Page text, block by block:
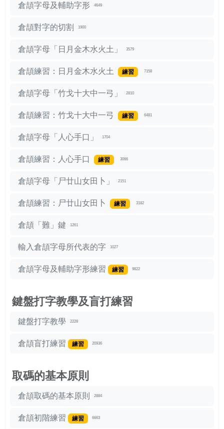
倉頡字母及輔助字形 4649
倉頡對字的切割 1900
倉頡字母「日月金木水火土」 3579
倉頡練習：日月金木水火土 練習 7158
倉頡字母「竹戈十大中一弓」 2810
倉頡練習：竹戈十大中一弓 練習 6481
倉頡字母「人心手口」 1704
倉頡練習：人心手口 練習 3066
倉頡字母「尸廿山女田卜」 2151
倉頡練習：尸廿山女田卜 練習 3182
倉頡「難」鍵 1261
輸入倉頡字母所代表的字 1027
倉頡字母及輔助字形練習 練習 9822
鍵盤打字教學及盲打練習
鍵盤打字教學 2228
倉頡盲打練習 練習 20936
取碼的基本原則
倉頡取碼的基本原則 2884
倉頡初階練習 練習 6663